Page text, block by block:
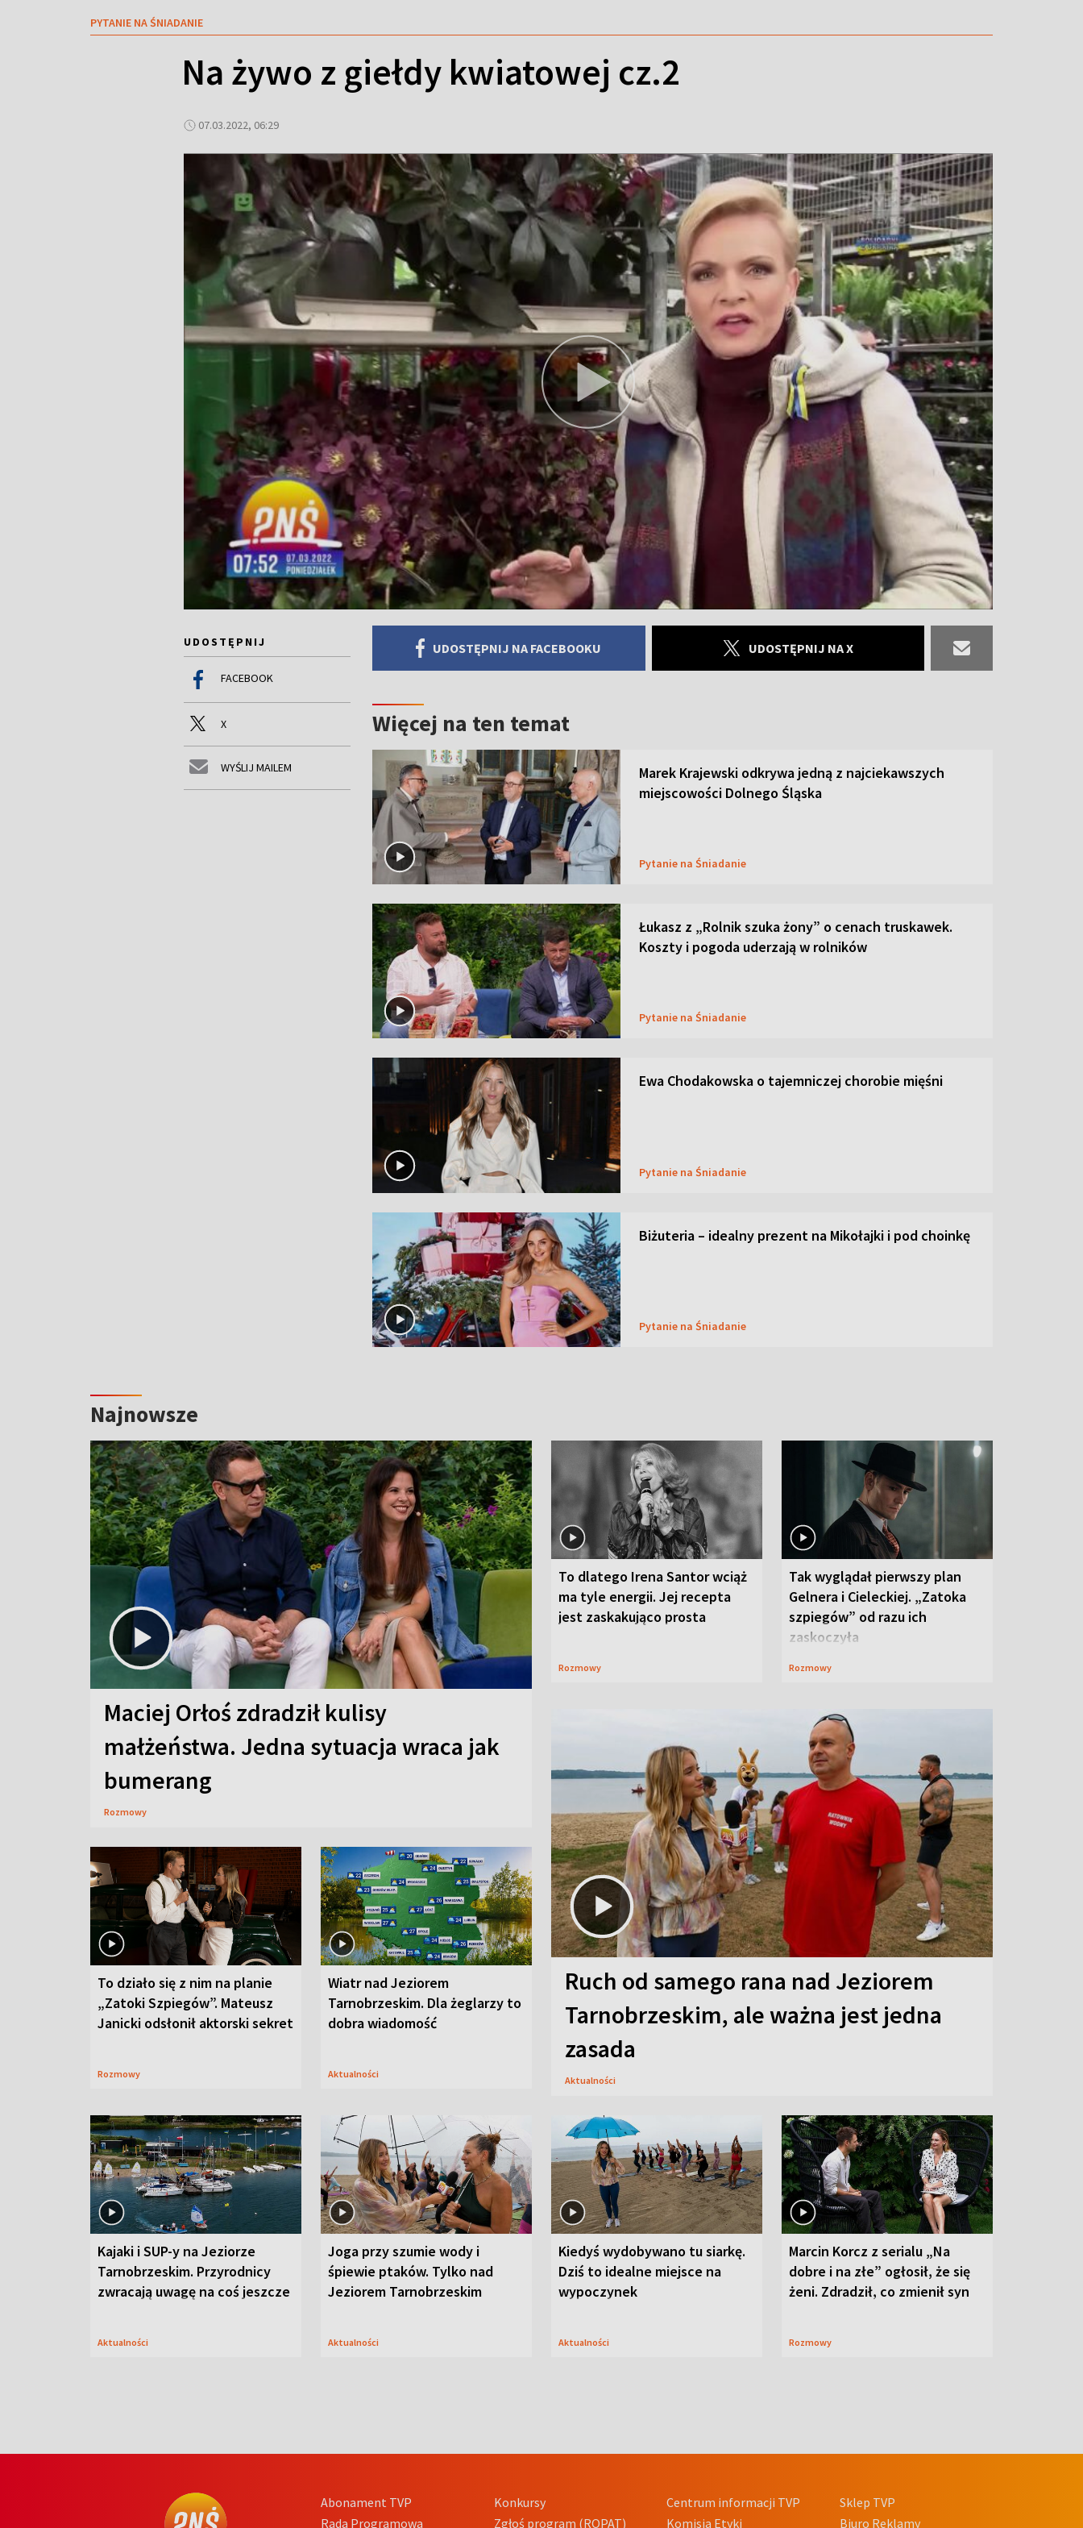
PYTANIE NA ŚNIADANIE
Na żywo z giełdy kwiatowej cz.2
07.03.2022, 06:29
UDOSTĘPNIJ
FACEBOOK
X
WYŚLIJ MAILEM
UDOSTĘPNIJ NA FACEBOOKU UDOSTĘPNIJ NA X
Więcej na ten temat
Marek Krajewski odkrywa jedną z najciekawszych
miejscowości Dolnego Śląska
Pytanie na Śniadanie
Łukasz z „Rolnik szuka żony” o cenach truskawek.
Koszty i pogoda uderzają w rolników
Pytanie na Śniadanie
Ewa Chodakowska o tajemniczej chorobie mięśni
Pytanie na Śniadanie
Biżuteria – idealny prezent na Mikołajki i pod choinkę
Pytanie na Śniadanie
Najnowsze
Maciej Orłoś zdradził kulisy
małżeństwa. Jedna sytuacja wraca jak
bumerang
Rozmowy
To dlatego Irena Santor wciąż
ma tyle energii. Jej recepta
jest zaskakująco prosta
Rozmowy
Tak wyglądał pierwszy plan
Gelnera i Cieleckiej. „Zatoka
szpiegów” od razu ich
zaskoczyła
Rozmowy
To działo się z nim na planie
„Zatoki Szpiegów”. Mateusz
Janicki odsłonił aktorski sekret
Rozmowy
Wiatr nad Jeziorem
Tarnobrzeskim. Dla żeglarzy to
dobra wiadomość
Aktualności
Ruch od samego rana nad Jeziorem
Tarnobrzeskim, ale ważna jest jedna
zasada
Aktualności
Kajaki i SUP-y na Jeziorze
Tarnobrzeskim. Przyrodnicy
zwracają uwagę na coś jeszcze
Aktualności
Joga przy szumie wody i
śpiewie ptaków. Tylko nad
Jeziorem Tarnobrzeskim
Aktualności
Kiedyś wydobywano tu siarkę.
Dziś to idealne miejsce na
wypoczynek
Aktualności
Marcin Korcz z serialu „Na
dobre i na złe” ogłosił, że się
żeni. Zdradził, co zmienił syn
Rozmowy
Abonament TVP
Rada Programowa
Konkursy
Zgłoś program (ROPAT)
Centrum informacji TVP
Komisja Etyki
Sklep TVP
Biuro Reklamy